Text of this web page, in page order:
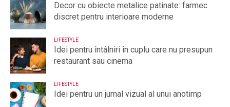
Decor cu obiecte metalice patinate: farmec
discret pentru interioare moderne
LIFESTYLE
Idei pentru întâlniri în cuplu care nu presupun
restaurant sau cinema
LIFESTYLE
Idei pentru un jurnal vizual al unui anotimp